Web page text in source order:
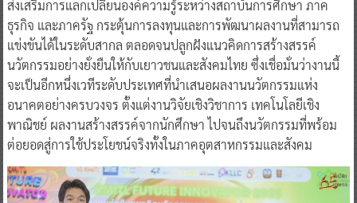
ส่งเสริมการแลกเปลี่ยนองค์ความรู้ระหว่างสถาบันการศึกษา ภาค
ธุรกิจ และภาครัฐ กระตุ้นการลงทุนและการพัฒนาผลงานที่สามารถ
แข่งขันได้ในระดับสากล ตลอดจนปลูกฝังแนวคิดการสร้างสรรค์
นวัตกรรมอย่างยั่งยืนให้กับเยาวชนและสังคมไทย ซึ่งเชื่อมั่นว่างานนี้
จะเป็นอีกหนึ่งเวทีระดับประเทศที่นำเสนอผลงานนวัตกรรมแห่ง
อนาคตอย่างครบวงจร ตั้งแต่งานวิจัยเชิงวิชาการ เทคโนโลยีเชิง
พาณิชย์ ผลงานสร้างสรรค์จากนักศึกษา ไปจนถึงนวัตกรรมที่พร้อม
ต่อยอดสู่การใช้ประโยชน์จริงทั้งในภาคอุตสาหกรรมและสังคม